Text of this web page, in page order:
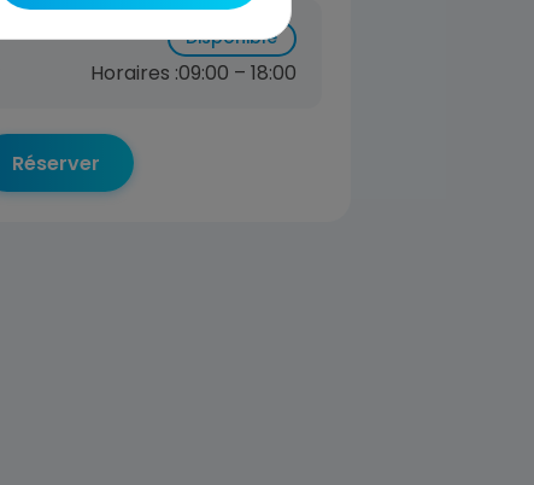
Disponible
Horaires :09:00 – 18:00
Réserver